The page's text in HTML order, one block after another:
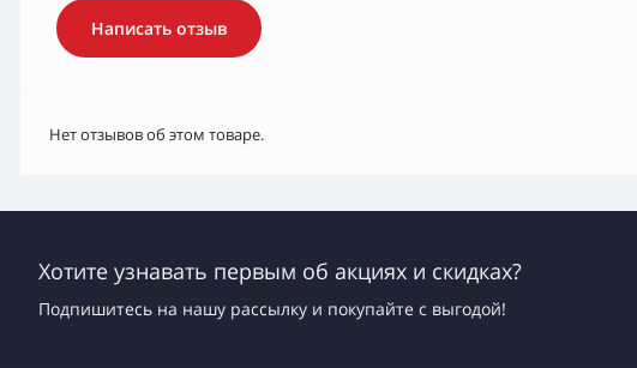
Написать отзыв
Нет отзывов об этом товаре.
Хотите узнавать первым об акциях и скидках?
Подпишитесь на нашу рассылку и покупайте с выгодой!